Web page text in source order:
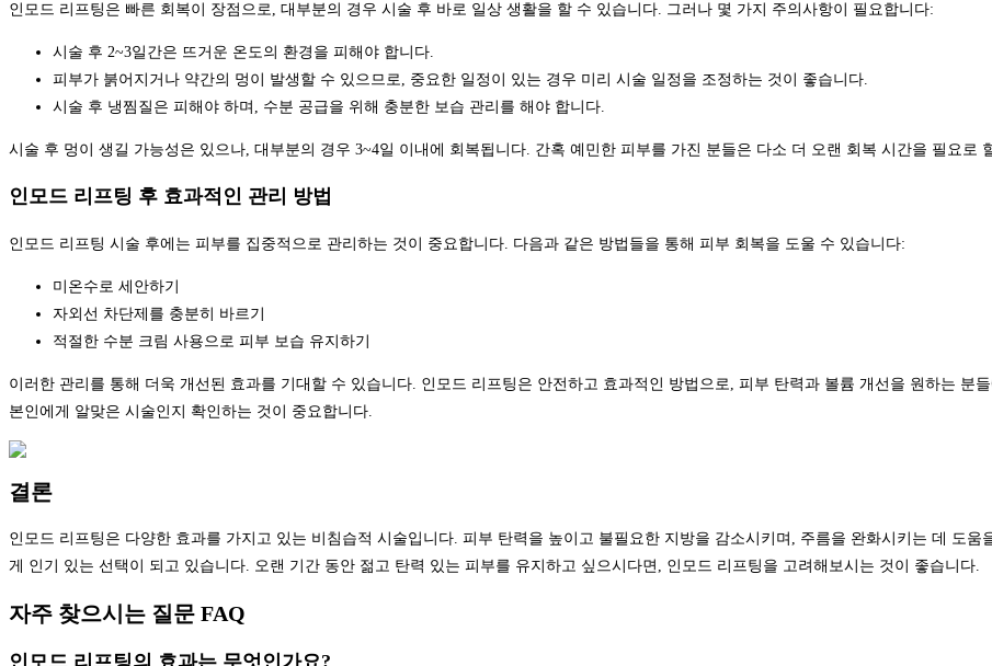
인모드 리프팅은 빠른 회복이 장점으로, 대부분의 경우 시술 후 바로 일상 생활을 할 수 있습니다. 그러나 몇 가지 주의사항이 필요합니다:
시술 후 2~3일간은 뜨거운 온도의 환경을 피해야 합니다.
피부가 붉어지거나 약간의 멍이 발생할 수 있으므로, 중요한 일정이 있는 경우 미리 시술 일정을 조정하는 것이 좋습니다.
시술 후 냉찜질은 피해야 하며, 수분 공급을 위해 충분한 보습 관리를 해야 합니다.
시술 후 멍이 생길 가능성은 있으나, 대부분의 경우 3~4일 이내에 회복됩니다. 간혹 예민한 피부를 가진 분들은 다소 더 오랜 회복 시간을 필요로
인모드 리프팅 후 효과적인 관리 방법
인모드 리프팅 시술 후에는 피부를 집중적으로 관리하는 것이 중요합니다. 다음과 같은 방법들을 통해 피부 회복을 도울 수 있습니다:
미온수로 세안하기
자외선 차단제를 충분히 바르기
적절한 수분 크림 사용으로 피부 보습 유지하기
이러한 관리를 통해 더욱 개선된 효과를 기대할 수 있습니다. 인모드 리프팅은 안전하고 효과적인 방법으로, 피부 탄력과 볼륨 개선을 원하는 분
본인에게 알맞은 시술인지 확인하는 것이 중요합니다.
결론
인모드 리프팅은 다양한 효과를 가지고 있는 비침습적 시술입니다. 피부 탄력을 높이고 불필요한 지방을 감소시키며, 주름을 완화시키는 데 도
게 인기 있는 선택이 되고 있습니다. 오랜 기간 동안 젊고 탄력 있는 피부를 유지하고 싶으시다면, 인모드 리프팅을 고려해보시는 것이 좋습니다.
자주 찾으시는 질문 FAQ
인모드 리프팅의 효과는 무엇인가요?